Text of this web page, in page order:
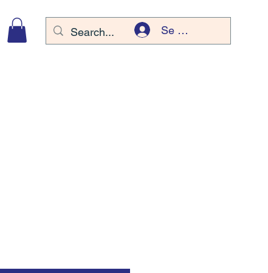
Se connecter